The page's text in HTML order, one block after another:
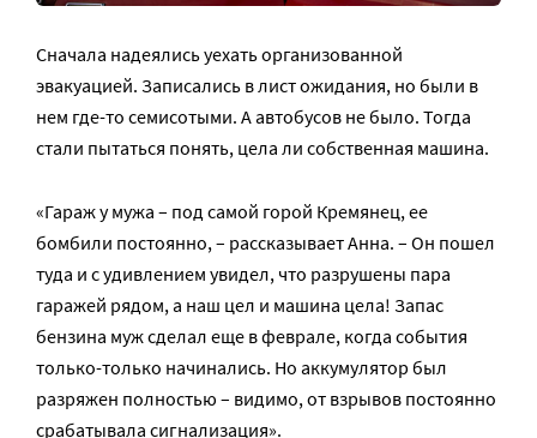
Сначала надеялись уехать организованной
эвакуацией. Записались в лист ожидания, но были в
нем где-то семисотыми. А автобусов не было. Тогда
стали пытаться понять, цела ли собственная машина.
«Гараж у мужа – под самой горой Кремянец, ее
бомбили постоянно, – рассказывает Анна. – Он пошел
туда и с удивлением увидел, что разрушены пара
гаражей рядом, а наш цел и машина цела! Запас
бензина муж сделал еще в феврале, когда события
только-только начинались. Но аккумулятор был
разряжен полностью – видимо, от взрывов постоянно
срабатывала сигнализация».